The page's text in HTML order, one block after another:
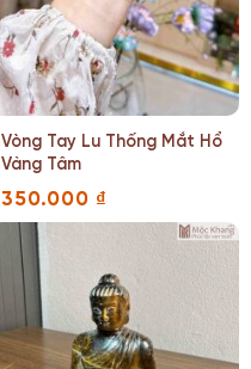
Vòng Tay Lu Thống Mắt Hổ
Vàng Tâm
350.000 ₫